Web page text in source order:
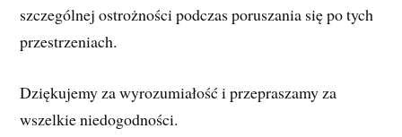
szczególnej ostrożności podczas poruszania się po tych
przestrzeniach.
Dziękujemy za wyrozumiałość i przepraszamy za
wszelkie niedogodności.